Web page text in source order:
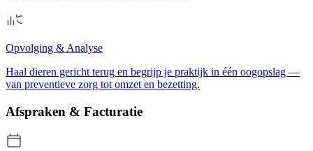
Opvolging & Analyse
Haal dieren gericht terug en begrijp je praktijk in één oogopslag —
van preventieve zorg tot omzet en bezetting.
Afspraken & Facturatie